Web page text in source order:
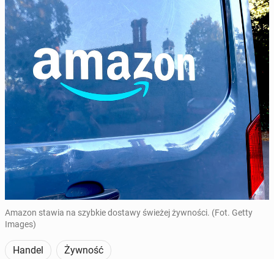
Amazon stawia na szybkie dostawy świeżej żywności. (Fot. Getty
Images)
Handel Żywność